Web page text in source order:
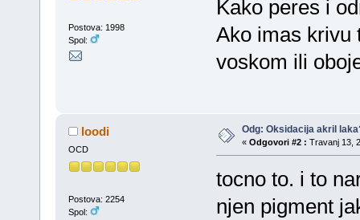
Postova: 1998
Spol:
Kako peres i
Ako imas krivu
voskom ili
loodi
OCD
Postova: 2254
Spol:
Odg: Oksidacija akril
« Odgovori #2 : Travanj 13,
tocno to. i to
njen pigment